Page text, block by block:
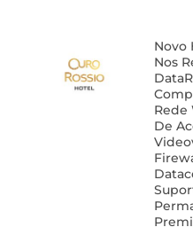
Novo
Nos
Rede
De